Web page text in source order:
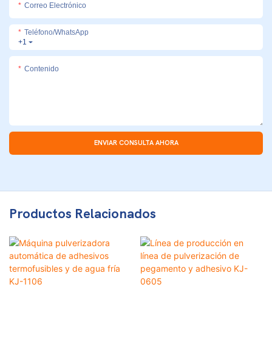
Correo Electrónico
+1
Teléfono/WhatsApp
Contenido
ENVIAR CONSULTA AHORA
Productos Relacionados